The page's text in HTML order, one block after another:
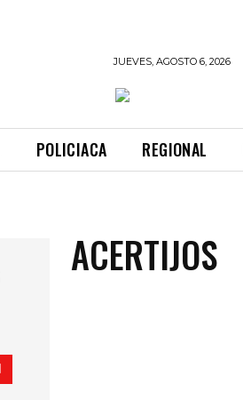
JUEVES, AGOSTO 6, 2026
POLICIACA REGIONAL
ACERTIJOS